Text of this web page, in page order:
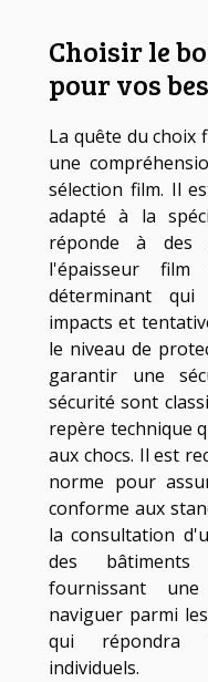
Choisir le
pour vos
La quête du choix
une
sélection film. Il
adapté à la
réponde à des
l'épaisseur
déterminant
impacts et
le niveau de
garantir une
sécurité sont
repère technique
aux chocs. Il est
norme pour
conforme aux
la consultation
des bâtiments
fournissant
naviguer parmi
qui répondra
individuels.